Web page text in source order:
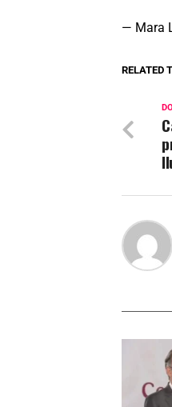
— Mara
RELATED